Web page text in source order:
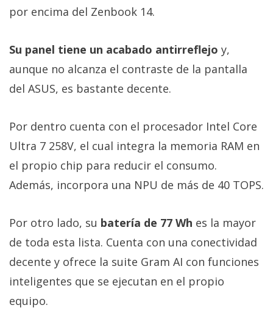
por encima del Zenbook 14.
Su panel tiene un acabado antirreflejo y,
aunque no alcanza el contraste de la pantalla
del ASUS, es bastante decente.
Por dentro cuenta con el procesador Intel Core
Ultra 7 258V, el cual integra la memoria RAM en
el propio chip para reducir el consumo.
Además, incorpora una NPU de más de 40 TOPS.
Por otro lado, su batería de 77 Wh es la mayor
de toda esta lista. Cuenta con una conectividad
decente y ofrece la suite Gram AI con funciones
inteligentes que se ejecutan en el propio
equipo.